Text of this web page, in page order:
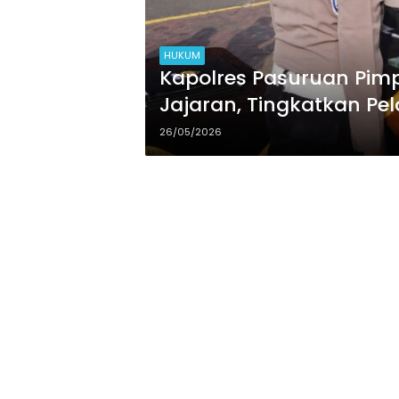
HUKUM
Kapolres Pasuruan
Jajaran, Tingkatkan
Responsif
26/05/2026